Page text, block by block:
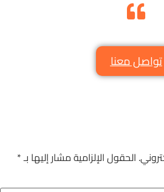
تواصل معنا
الحقول الإلزامية مشار إليها بـ*